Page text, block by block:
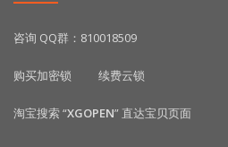
咨询 QQ群：810018509
购买加密锁 续费云锁
淘宝搜索 “XGOPEN” 直达宝贝页面